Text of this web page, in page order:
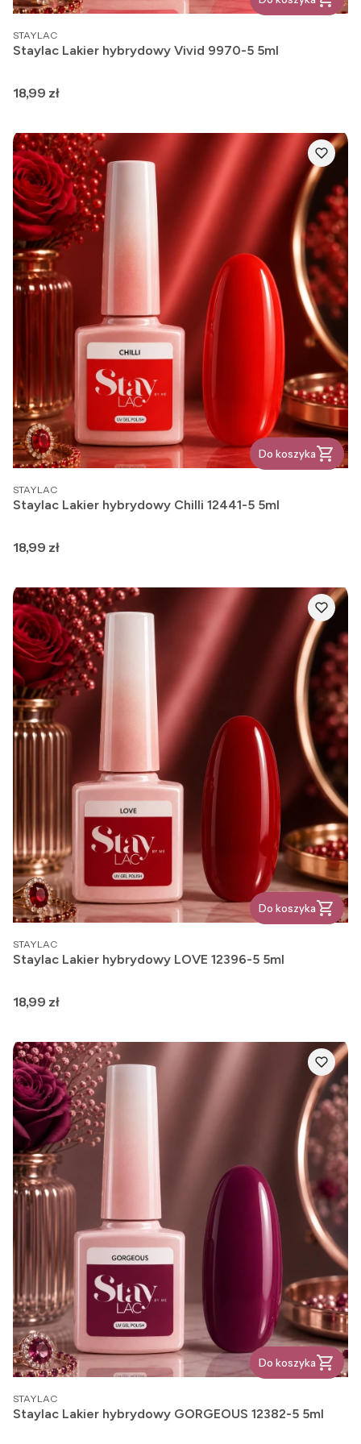
PRODUCENT
STAYLAC
Staylac Lakier hybrydowy Vivid 9970-5 5ml
Cena
18,99 zł
Do koszyka
PRODUCENT
STAYLAC
Staylac Lakier hybrydowy Chilli 12441-5 5ml
Cena
18,99 zł
Do koszyka
PRODUCENT
STAYLAC
Staylac Lakier hybrydowy LOVE 12396-5 5ml
Cena
18,99 zł
Do koszyka
PRODUCENT
STAYLAC
Staylac Lakier hybrydowy GORGEOUS 12382-5 5ml